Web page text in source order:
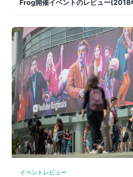
Frog開催イベントのレビュー
イベントレビュー